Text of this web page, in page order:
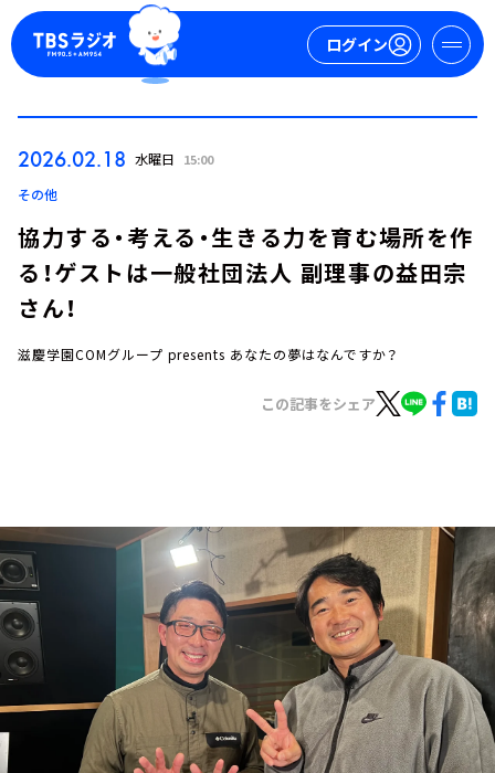
ログイン
イベント・グッズ
YouTube
会社情報
2026.02.18 水曜日 15:00
その他
協力する・考える・生きる力を育む場所を作
る！ゲストは一般社団法人 副理事の益田宗
さん！
滋慶学園COMグループ presents あなたの夢はなんですか？
この記事をシェア